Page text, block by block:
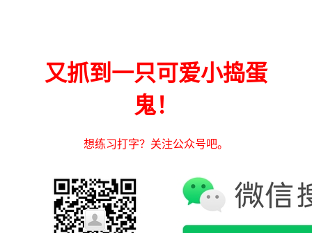
又抓到一只可爱小捣蛋
鬼！
想练习打字？关注公众号吧。